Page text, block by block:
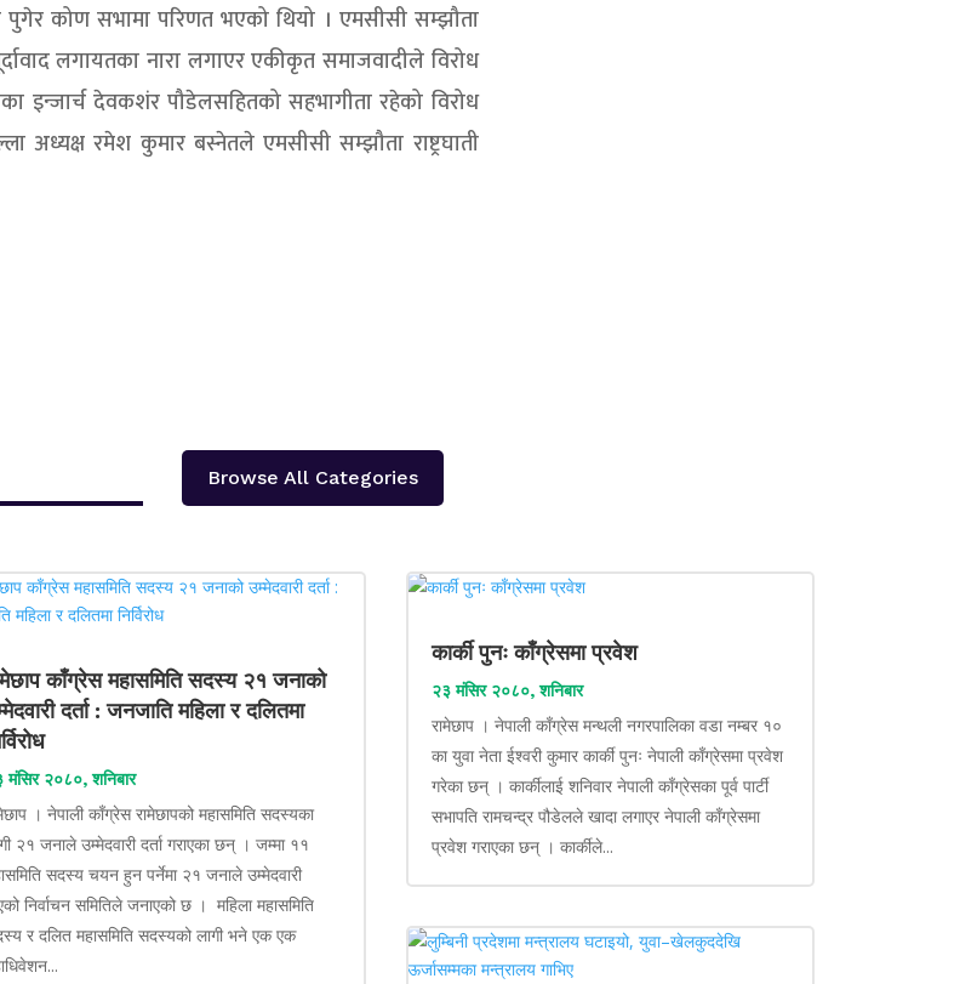
पुगेर कोण सभामा परिणत भएको थियो । एमसीसी सम्झौता
लगायतका नारा लगाएर एकीकृत समाजवादीले विरोध
इन्जार्च देवकशंर पौडेलसहितको सहभागीता रहेको विरोध
रमेश कुमार बस्नेतले एमसीसी सम्झौता राष्ट्रघाती
Browse All Categories
काँग्रेस महासमिति सदस्य २१ जनाको
दर्ता : जनजाति महिला र दलितमा
मंसिर २०८०, शनिबार
। नेपाली काँग्रेस रामेछापको महासमिति सदस्यका
२१ जनाले उम्मेदवारी दर्ता गराएका छन् । जम्मा ११
सदस्य चयन हुन पर्नेमा २१ जनाले उम्मेदवारी
निर्वाचन समितिले जनाएको छ । महिला महासमिति
र दलित महासमिति सदस्यको लागी भने एक एक
कार्की पुनः काँग्रेसमा प्रवेश
२३ मंसिर २०८०, शनिबार
रामेछाप । नेपाली काँग्रेस मन्थली नगरपालिका वडा नम्बर १०
का युवा नेता ईश्वरी कुमार कार्की पुनः नेपाली काँग्रेसमा प्रवेश
गरेका छन् । कार्कीलाई शनिवार नेपाली काँग्रेसका पूर्व पार्टी
सभापति रामचन्द्र पौडेलले खादा लगाएर नेपाली काँग्रेसमा
प्रवेश गराएका छन् । कार्कीले...